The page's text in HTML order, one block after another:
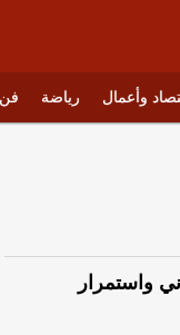
وأعمال رياضة فن
واستمرار